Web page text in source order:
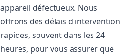
appareil défectueux. Nous
offrons des délais d'intervention
rapides, souvent dans les 24
heures, pour vous assurer que